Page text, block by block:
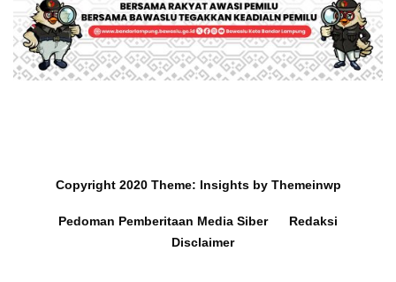
Copyright 2020 Theme: Insightsby Themeinwp
Pedoman Pemberitaan Media Siber
Redaksi
Disclaimer